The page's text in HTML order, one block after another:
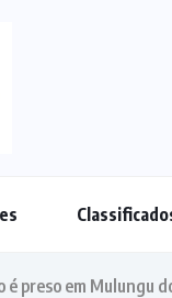
preso em Mulungu